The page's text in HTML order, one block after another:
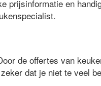
prijsinformatie en
de offertes van
dat je niet te veel